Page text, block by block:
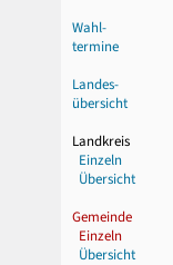
Wahl-
termine
Landes-
übersicht
Landkreis
Einzeln
Übersicht
Gemeinde
Einzeln
Übersicht